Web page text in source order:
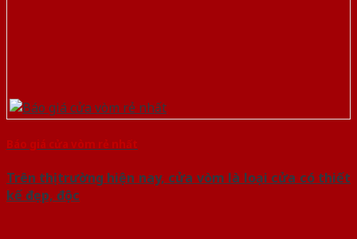
Báo giá cửa vòm rẻ nhất
Trên thị trường hiện nay, cửa vòm là loại cửa có thiết
kế đẹp, độc